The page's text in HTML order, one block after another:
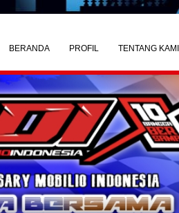
BERANDA PROFIL TENTANG KAMI